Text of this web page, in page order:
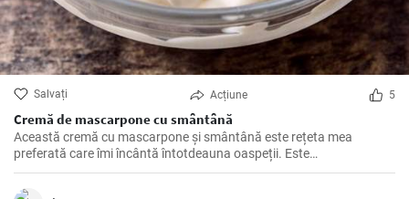
Salvați Acțiune 5
Cremă de mascarpone cu smântână
Această cremă cu mascarpone și smântână este rețeta mea
preferată care îmi încântă întotdeauna oaspeții. Este
acompaniamentul perfect pentru multe deserturi, cum ar fi tiramisu,
dar merge de asemenea foarte bine cu tartele cu fructe.